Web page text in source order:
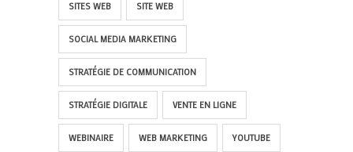
SITES WEB SITE WEB
SOCIAL MEDIA MARKETING
STRATÉGIE DE COMMUNICATION
STRATÉGIE DIGITALE VENTE EN LIGNE
WEBINAIRE WEB MARKETING YOUTUBE